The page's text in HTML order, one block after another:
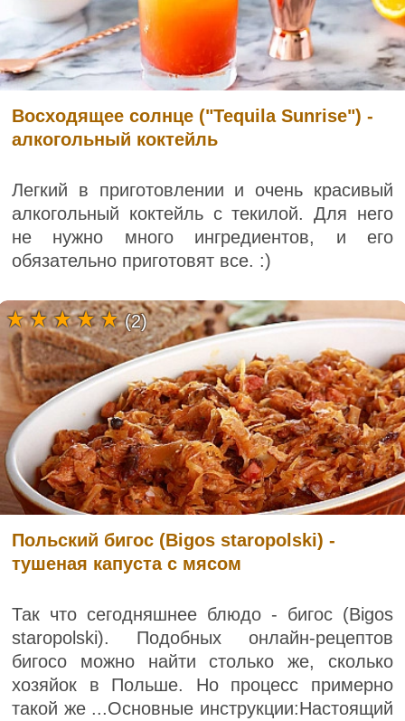
Восходящее солнце ("Tequila Sunrise") -
алкогольный коктейль
Легкий в приготовлении и очень красивый
алкогольный коктейль с текилой. Для него
не нужно много ингредиентов, и его
обязательно приготовят все. :)
Польский бигос (Bigos staropolski) -
тушеная капуста с мясом
Так что сегодняшнее блюдо - бигос (Bigos
staropolski). Подобных онлайн-рецептов
бигосо можно найти столько же, сколько
хозяйок в Польше. Но процесс примерно
такой же ...Основные инструкции:Настоящий
(2)